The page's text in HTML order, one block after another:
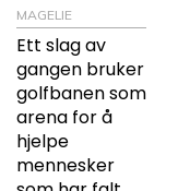
MAGELIE
Ett slag av
gangen bruker
golfbanen som
arena for å
hjelpe
mennesker